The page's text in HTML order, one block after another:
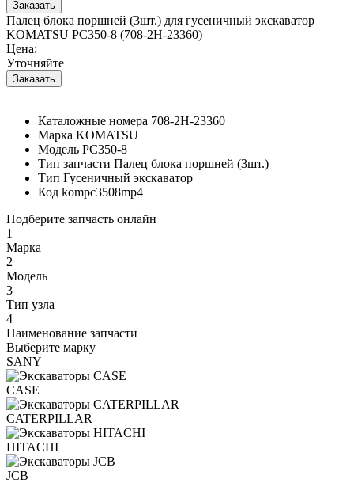
Палец блока поршней (3шт.) для гусеничный экскаватор
KOMATSU PC350-8 (708-2H-23360)
Цена:
Уточняйте
Каталожные номера 708-2H-23360
Марка KOMATSU
Модель PC350-8
Тип запчасти Палец блока поршней (3шт.)
Тип Гусеничный экскаватор
Код kompc3508mp4
Подберите запчасть онлайн
1
Марка
2
Модель
3
Тип узла
4
Наименование запчасти
Выберите марку
SANY
CASE
CATERPILLAR
HITACHI
JCB